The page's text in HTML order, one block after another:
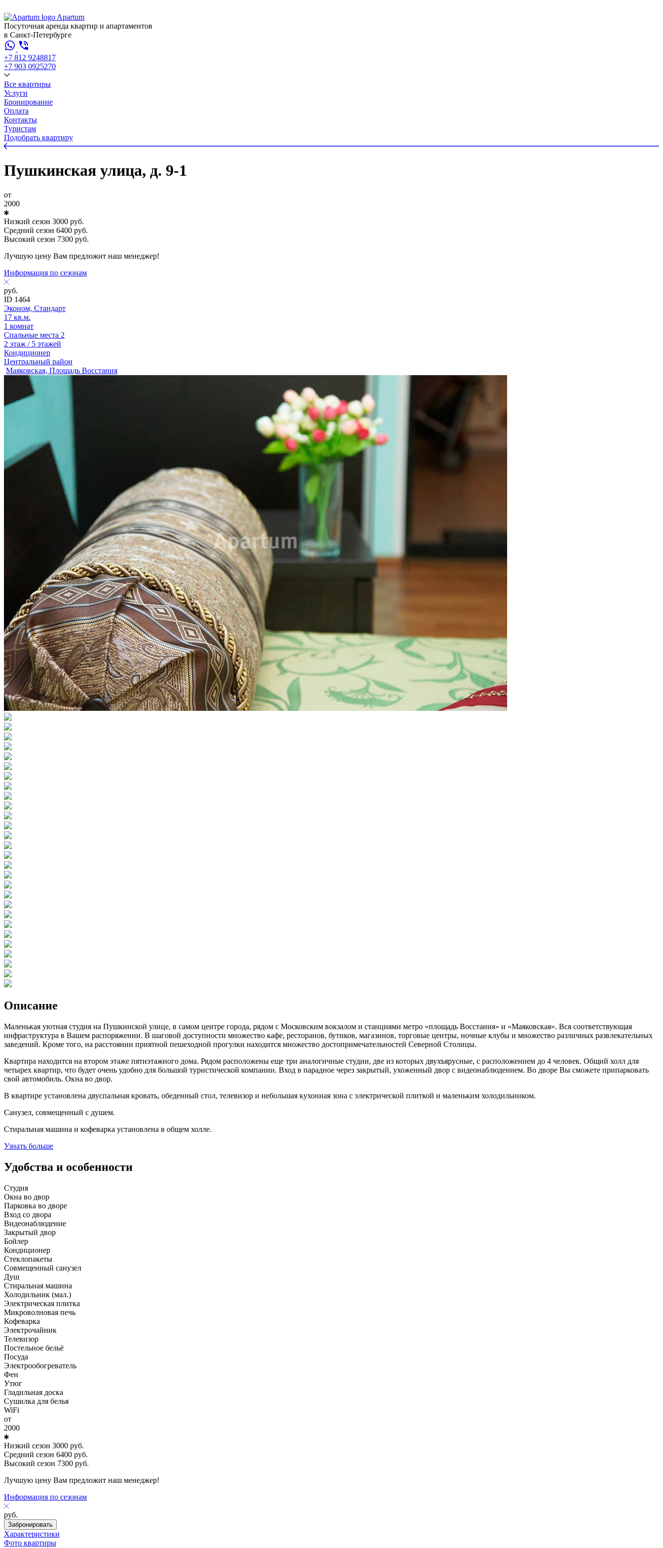
Apartum
Посуточная аренда квартир и апартаментов
в Санкт-Петербурге
+7 812 9248817
+7 903 0925270
Все квартиры
Услуги
Бронирование
Оплата
Контакты
Туристам
Подобрать квартиру
Пушкинская улица, д. 9-1
от
2000
Низкий сезон 3000 руб.
Средний сезон 6400 руб.
Высокий сезон 7300 руб.
Лучшую цену Вам предложит наш менеджер!
Информация по сезонам
руб.
ID 1464
Эконом, Стандарт
17 кв.м.
1 комнат
Спальные места 2
2 этаж / 5 этажей
Кондиционер
Центральный район
Маяковская, Площадь Восстания
Описание
Маленькая уютная студия на Пушкинской улице, в самом центре города, рядом с Московским вокзалом и станциями метро «площадь Восстания» и «Маяковская». Вся соответствующая
инфраструктура в Вашем распоряжении. В шаговой доступности множество кафе, ресторанов, бутиков, магазинов, торговые центры, ночные клубы и множество различных развлекательных
заведений. Кроме того, на расстоянии приятной пешеходной прогулки находится множество достопримечательностей Северной Столицы.
Квартира находится на втором этаже пятиэтажного дома. Рядом расположены еще три аналогичные студии, две из которых двухъярусные, с расположением до 4 человек. Общий холл для
четырех квартир, что будет очень удобно для большой туристической компании. Вход в парадное через закрытый, ухоженный двор с видеонаблюдением. Во дворе Вы сможете припарковать
свой автомобиль. Окна во двор.
В квартире установлена двуспальная кровать, обеденный стол, телевизор и небольшая кухонная зона с электрической плиткой и маленьким холодильником.
Санузел, совмещенный с душем.
Стиральная машина и кофеварка установлена в общем холле.
Узнать больше
Удобства и особенности
Студия
Окна во двор
Парковка во дворе
Вход со двора
Видеонаблюдение
Закрытый двор
Бойлер
Кондиционер
Стеклопакеты
Совмещенный санузел
Душ
Стиральная машина
Холодильник (мал.)
Электрическая плитка
Микроволновая печь
Кофеварка
Электрочайник
Телевизор
Постельное бельё
Посуда
Электрообогреватель
Фен
Утюг
Гладильная доска
Сушилка для белья
WiFi
от
2000
Низкий сезон 3000 руб.
Средний сезон 6400 руб.
Высокий сезон 7300 руб.
Лучшую цену Вам предложит наш менеджер!
Информация по сезонам
руб.
Забронировать
Характеристики
Фото квартиры